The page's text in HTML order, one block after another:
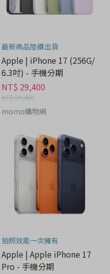
最新商品陸續出貨
Apple | iPhone 17 (256G/
6.3吋) - 手機分期
NT$ 29,400
NT$ 29,400
momo購物網
拍照效能一次擁有
Apple | Apple iPhone 17
Pro - 手機分期